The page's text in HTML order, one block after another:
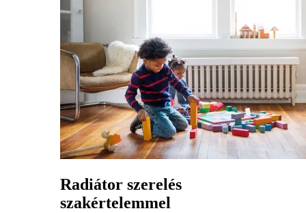
Radiátor szerelés
szakértelemmel